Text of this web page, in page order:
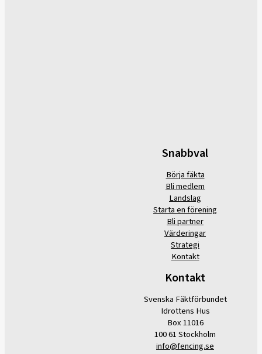
Snabbval
Börja fäkta
Bli medlem
Landslag
Starta en förening
Bli partner
Värderingar
Strategi
Kontakt
Kontakt
Svenska Fäktförbundet
Idrottens Hus
Box 11016
100 61 Stockholm
info@fencing.se